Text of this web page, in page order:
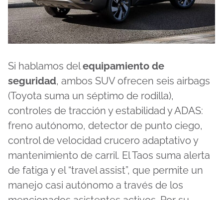
Si hablamos delequipamiento de
seguridad, ambos SUV ofrecen seis airbags
(Toyota suma un séptimo de rodilla),
controles de tracción y estabilidad y ADAS:
freno autónomo, detector de punto ciego,
control de velocidad crucero adaptativo y
mantenimiento de carril. El Taos suma alerta
de fatiga y el “travel assist”, que permite un
manejo casi autónomo a través de los